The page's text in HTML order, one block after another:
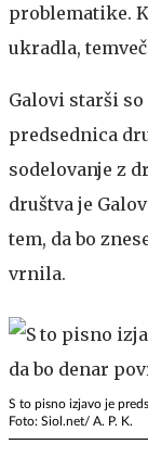
problematike.
ukradla,
Galovi starši so
predsednica
sodelovanje z
društva je
tem, da bo
vrnila.
S to pisno izjavo je
Foto: Siol.net/ A. P. K.